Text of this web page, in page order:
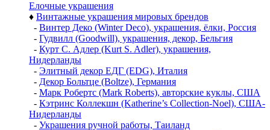
Елочные украшения
♦ Винтажные украшения мировых брендов
- Винтер Деко (Winter Deco), украшения, ёлки, Россия
- Гудвилл (Goodwill), украшения, декор, Бельгия
- Курт С. Адлер (Kurt S. Adler), украшения,
Нидерланды
- Элитный декор ЕДГ (EDG), Италия
- Декор Больтце (Boltze), Германия
- Марк Робертс (Mark Roberts), авторские куклы, США
- Кэтринс Коллекшн (Katherine’s Collection-Noel), США-
Нидерланды
- Украшения ручной работы, Таиланд